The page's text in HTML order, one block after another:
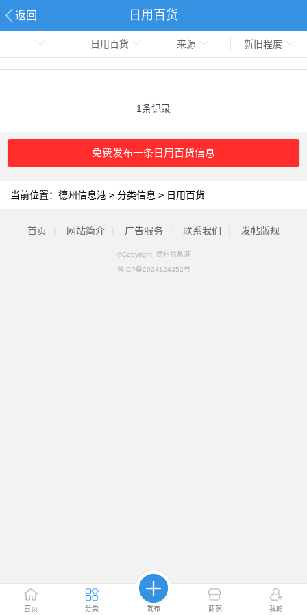
返回 日用百货
首页 分类 发布 商家 我的
日用百货 来源 新旧程度
1条记录
免费发布一条日用百货信息
当前位置： 德州信息港 > 分类信息 > 日用百货
首页 网站简介 广告服务 联系我们 发帖版规
©Copyright 德州信息港
鲁ICP备2024124352号